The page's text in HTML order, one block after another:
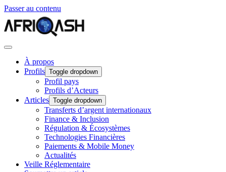
Passer au contenu
À propos
Profils Toggle dropdown
Profil pays
Profils d’Acteurs
Articles Toggle dropdown
Transferts d’argent internationaux
Finance & Inclusion
Régulation & Écosystèmes
Technologies Financières
Paiements & Mobile Money
Actualités
Veille Réglementaire